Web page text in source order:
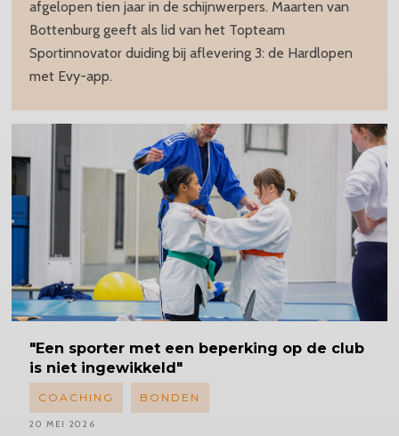
afgelopen tien jaar in de schijnwerpers. Maarten van
Bottenburg geeft als lid van het Topteam
Sportinnovator duiding bij aflevering 3: de Hardlopen
met Evy-app.
"Een sporter met een beperking op de club
is niet ingewikkeld"
COACHING BONDEN
20 MEI 2026